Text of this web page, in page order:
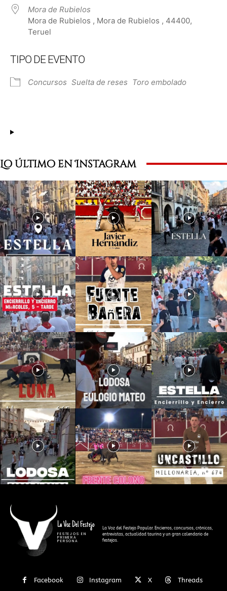
Mora de Rubielos
Mora de Rubielos , Mora de Rubielos , 44400,
Teruel
TIPO DE EVENTO
Concursos Suelta de reses Toro embolado
Lo último en Instagram
La Voz Del Festejo
FESTEJOS EN
PRIMERA
PERSONA
La Voz del Festejo Popular. Encierros, concursos, crónicas,
entrevistas, actualidad taurina y un gran calendario de
festejos.
Facebook Instagram X Threads